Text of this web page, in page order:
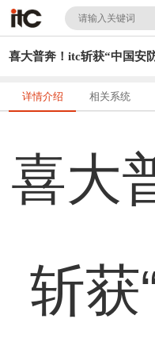
喜大普奔！itc斩获“中国安
详情介绍 相关系统
喜大
斩获